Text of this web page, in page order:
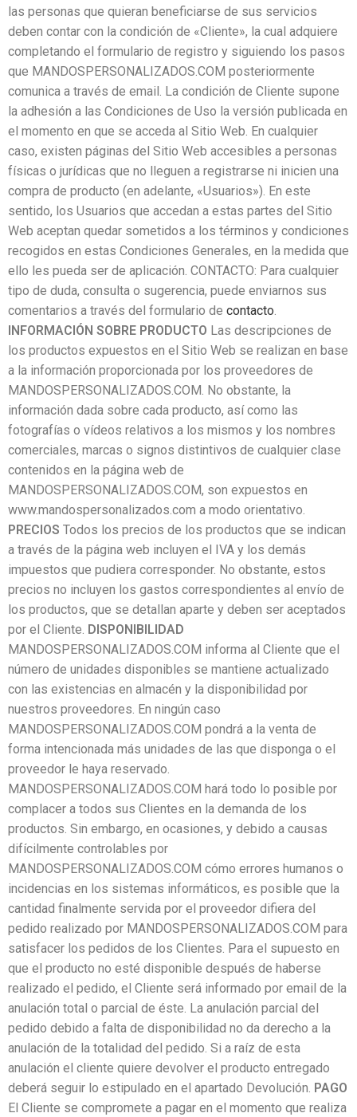
las personas que quieran beneficiarse de sus servicios
deben contar con la condición de «Cliente», la cual adquiere
completando el formulario de registro y siguiendo los pasos
que MANDOSPERSONALIZADOS.COM posteriormente
comunica a través de email. La condición de Cliente supone
la adhesión a las Condiciones de Uso la versión publicada en
el momento en que se acceda al Sitio Web. En cualquier
caso, existen páginas del Sitio Web accesibles a personas
físicas o jurídicas que no lleguen a registrarse ni inicien una
compra de producto (en adelante, «Usuarios»). En este
sentido, los Usuarios que accedan a estas partes del Sitio
Web aceptan quedar sometidos a los términos y condiciones
recogidos en estas Condiciones Generales, en la medida que
ello les pueda ser de aplicación. CONTACTO: Para cualquier
tipo de duda, consulta o sugerencia, puede enviarnos sus
comentarios a través del formulario de contacto.
INFORMACIÓN SOBRE PRODUCTO Las descripciones de
los productos expuestos en el Sitio Web se realizan en base
a la información proporcionada por los proveedores de
MANDOSPERSONALIZADOS.COM. No obstante, la
información dada sobre cada producto, así como las
fotografías o vídeos relativos a los mismos y los nombres
comerciales, marcas o signos distintivos de cualquier clase
contenidos en la página web de
MANDOSPERSONALIZADOS.COM, son expuestos en
www.mandospersonalizados.com a modo orientativo.
PRECIOS Todos los precios de los productos que se indican
a través de la página web incluyen el IVA y los demás
impuestos que pudiera corresponder. No obstante, estos
precios no incluyen los gastos correspondientes al envío de
los productos, que se detallan aparte y deben ser aceptados
por el Cliente. DISPONIBILIDAD
MANDOSPERSONALIZADOS.COM informa al Cliente que el
número de unidades disponibles se mantiene actualizado
con las existencias en almacén y la disponibilidad por
nuestros proveedores. En ningún caso
MANDOSPERSONALIZADOS.COM pondrá a la venta de
forma intencionada más unidades de las que disponga o el
proveedor le haya reservado.
MANDOSPERSONALIZADOS.COM hará todo lo posible por
complacer a todos sus Clientes en la demanda de los
productos. Sin embargo, en ocasiones, y debido a causas
difícilmente controlables por
MANDOSPERSONALIZADOS.COM cómo errores humanos o
incidencias en los sistemas informáticos, es posible que la
cantidad finalmente servida por el proveedor difiera del
pedido realizado por MANDOSPERSONALIZADOS.COM para
satisfacer los pedidos de los Clientes. Para el supuesto en
que el producto no esté disponible después de haberse
realizado el pedido, el Cliente será informado por email de la
anulación total o parcial de éste. La anulación parcial del
pedido debido a falta de disponibilidad no da derecho a la
anulación de la totalidad del pedido. Si a raíz de esta
anulación el cliente quiere devolver el producto entregado
deberá seguir lo estipulado en el apartado Devolución. PAGO
El Cliente se compromete a pagar en el momento que realiza